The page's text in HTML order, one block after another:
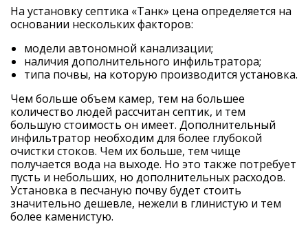
На установку септика «Танк» цена определяется на
основании нескольких факторов:
модели автономной канализации;
наличия дополнительного инфильтратора;
типа почвы, на которую производится установка.
Чем больше объем камер, тем на большее
количество людей рассчитан септик, и тем
большую стоимость он имеет. Дополнительный
инфильтратор необходим для более глубокой
очистки стоков. Чем их больше, тем чище
получается вода на выходе. Но это также потребует
пусть и небольших, но дополнительных расходов.
Установка в песчаную почву будет стоить
значительно дешевле, нежели в глинистую и тем
более каменистую.